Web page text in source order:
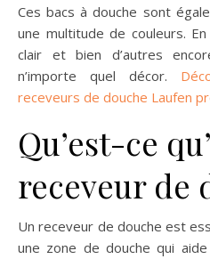
Ces bacs à douche sont
une multitude de couleurs.
clair et bien d’autres
n’importe quel décor.
receveurs de douche Laufen
Qu’est-ce
receveur de
Un receveur de douche est
une zone de douche qui aide